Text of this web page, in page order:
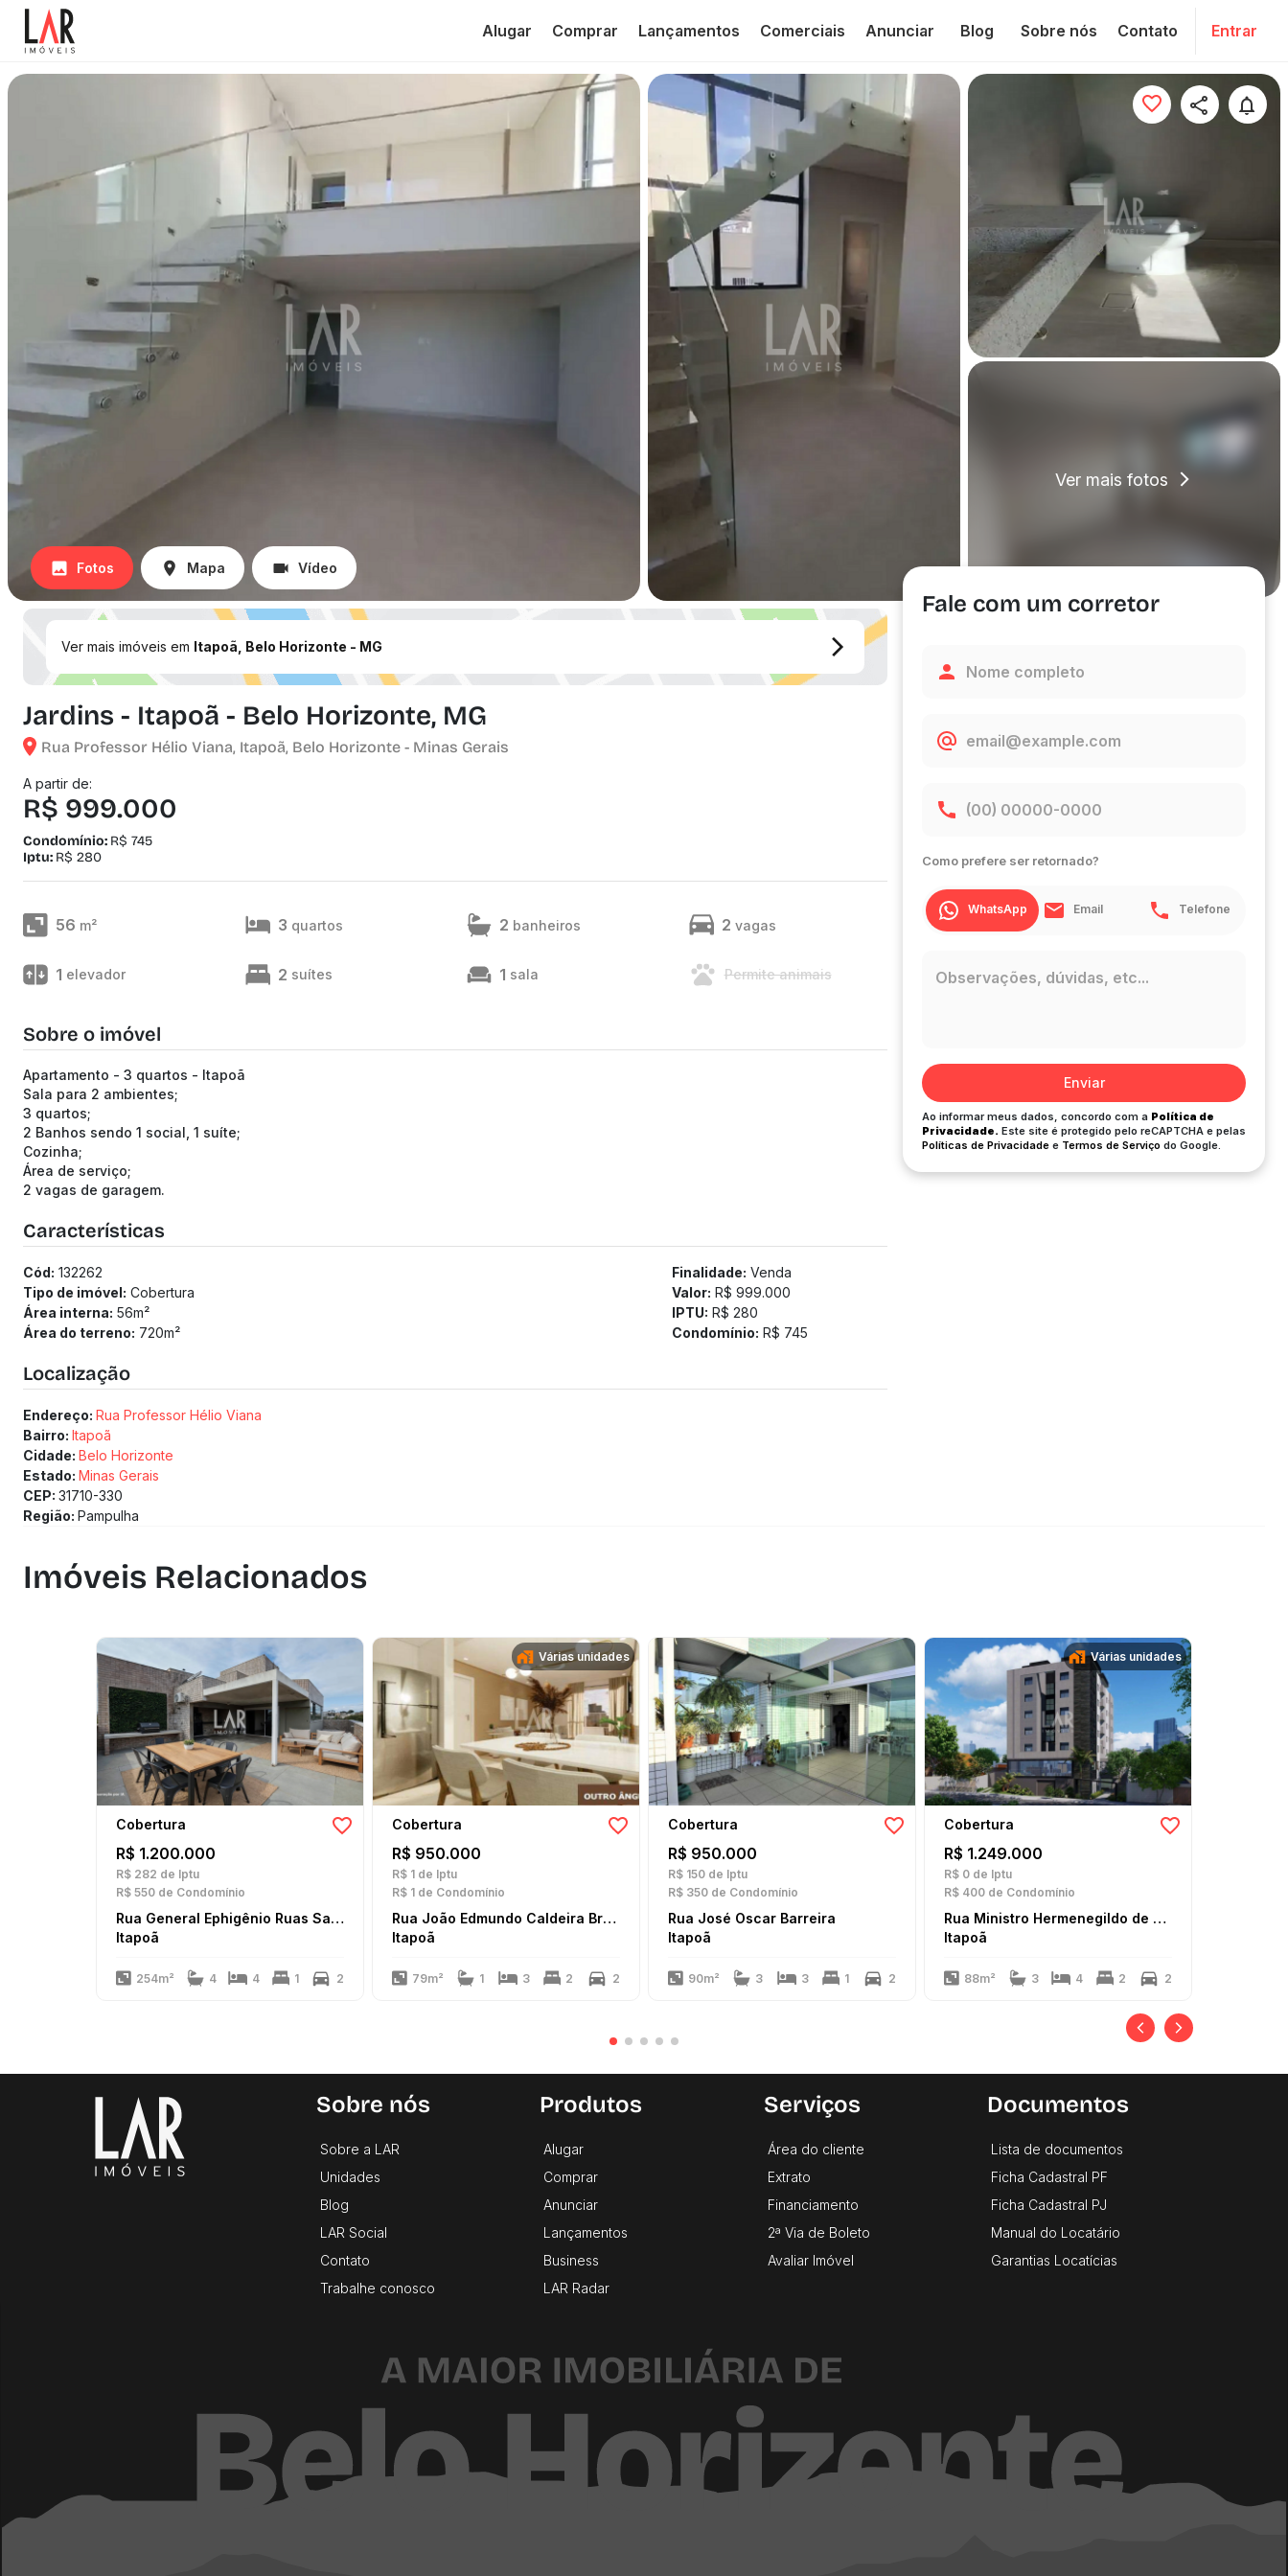
Alugar Comprar Lançamentos Comerciais Anunciar Blog Sobre nós Contato Entrar
Ver mais fotos
Fotos Mapa Vídeo
Ver mais imóveis em Itapoã, Belo Horizonte - MG
Jardins - Itapoã - Belo Horizonte, MG
Rua Professor Hélio Viana, Itapoã, Belo Horizonte - Minas Gerais
A partir de:
R$ 999.000
Condomínio: R$ 745
Iptu: R$ 280
56 m² 3 quartos 2 banheiros 2 vagas
1 elevador 2 suítes 1 sala Permite animais
Sobre o imóvel
Apartamento - 3 quartos - Itapoã
Sala para 2 ambientes;
3 quartos;
2 Banhos sendo 1 social, 1 suíte;
Cozinha;
Área de serviço;
2 vagas de garagem.
Características
Cód: 132262
Tipo de imóvel: Cobertura
Área interna: 56m²
Área do terreno: 720m²
Finalidade: Venda
Valor: R$ 999.000
IPTU: R$ 280
Condomínio: R$ 745
Localização
Endereço: Rua Professor Hélio Viana
Bairro: Itapoã
Cidade: Belo Horizonte
Estado: Minas Gerais
CEP: 31710-330
Região: Pampulha
Fale com um corretor
Como prefere ser retornado?
WhatsApp Email Telefone
Enviar
Ao informar meus dados, concordo com a Política de
Privacidade. Este site é protegido pelo reCAPTCHA e pelas
Políticas de Privacidade e Termos de Serviço do Google.
Imóveis Relacionados
Cobertura
R$ 1.200.000
R$ 282 de Iptu
R$ 550 de Condomínio
Rua General Ephigênio Ruas Santos
Itapoã
254m² 4 4 1 2
Várias unidades
Cobertura
R$ 950.000
R$ 1 de Iptu
R$ 1 de Condomínio
Rua João Edmundo Caldeira Brant
Itapoã
79m² 1 3 2 2
Cobertura
R$ 950.000
R$ 150 de Iptu
R$ 350 de Condomínio
Rua José Oscar Barreira
Itapoã
90m² 3 3 1 2
Várias unidades
Cobertura
R$ 1.249.000
R$ 0 de Iptu
R$ 400 de Condomínio
Rua Ministro Hermenegildo de Barros
Itapoã
88m² 3 4 2 2
Sobre nós
Sobre a LAR
Unidades
Blog
LAR Social
Contato
Trabalhe conosco
Produtos
Alugar
Comprar
Anunciar
Lançamentos
Business
LAR Radar
Serviços
Área do cliente
Extrato
Financiamento
2ª Via de Boleto
Avaliar Imóvel
Documentos
Lista de documentos
Ficha Cadastral PF
Ficha Cadastral PJ
Manual do Locatário
Garantias Locatícias